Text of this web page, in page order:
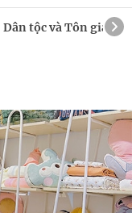
Dân tộc và Tôn giáo